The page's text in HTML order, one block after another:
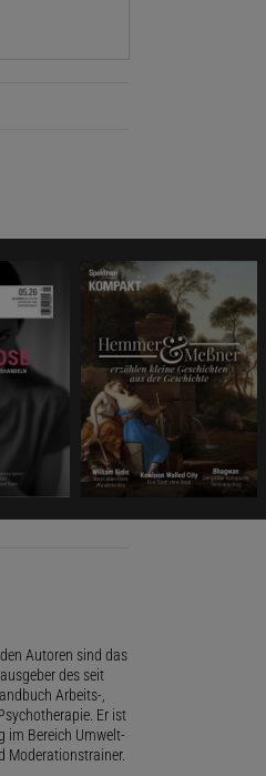
Autoren sind das
des seit
Arbeits-,
Er ist
im Bereich Umwelt-
Moderationstrainer.